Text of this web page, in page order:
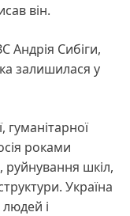
він.
Андрія Сибіги,
залишилася у
роками
руйнування шкіл,
Україна
і